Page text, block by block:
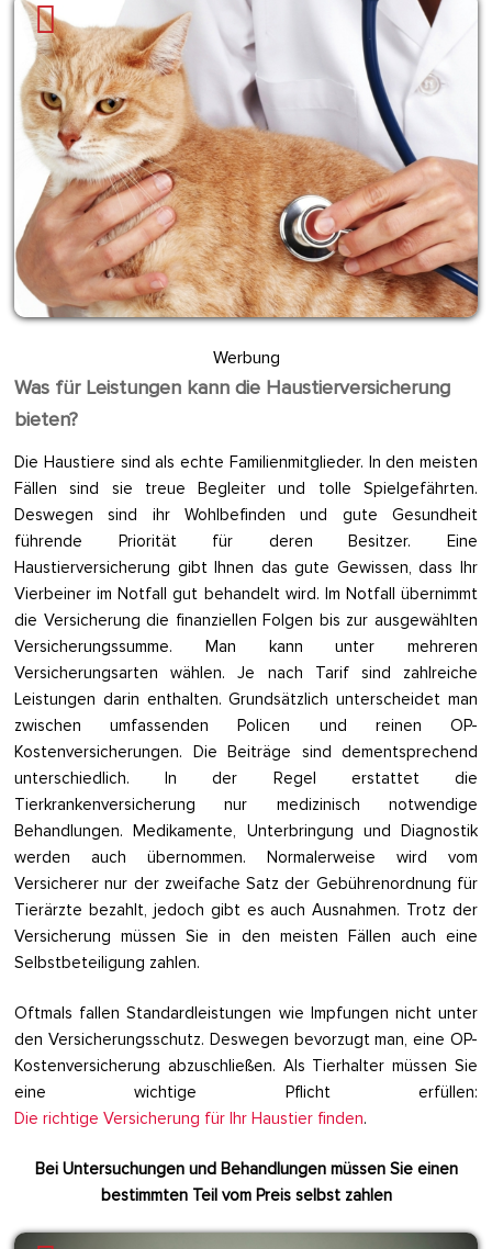
Werbung
Was für Leistungen kann die Haustierversicherung
bieten?
Die Haustiere sind als echte Familienmitglieder. In den meisten
Fällen sind sie treue Begleiter und tolle Spielgefährten.
Deswegen sind ihr Wohlbefinden und gute Gesundheit
führende Priorität für deren Besitzer. Eine
Haustierversicherung gibt Ihnen das gute Gewissen, dass Ihr
Vierbeiner im Notfall gut behandelt wird. Im Notfall übernimmt
die Versicherung die finanziellen Folgen bis zur ausgewählten
Versicherungssumme. Man kann unter mehreren
Versicherungsarten wählen. Je nach Tarif sind zahlreiche
Leistungen darin enthalten. Grundsätzlich unterscheidet man
zwischen umfassenden Policen und reinen OP-
Kostenversicherungen. Die Beiträge sind dementsprechend
unterschiedlich. In der Regel erstattet die
Tierkrankenversicherung nur medizinisch notwendige
Behandlungen. Medikamente, Unterbringung und Diagnostik
werden auch übernommen. Normalerweise wird vom
Versicherer nur der zweifache Satz der Gebührenordnung für
Tierärzte bezahlt, jedoch gibt es auch Ausnahmen. Trotz der
Versicherung müssen Sie in den meisten Fällen auch eine
Selbstbeteiligung zahlen.
Oftmals fallen Standardleistungen wie Impfungen nicht unter
den Versicherungsschutz. Deswegen bevorzugt man, eine OP-
Kostenversicherung abzuschließen. Als Tierhalter müssen Sie
eine wichtige Pflicht erfüllen:
Die richtige Versicherung für Ihr Haustier finden.
Bei Untersuchungen und Behandlungen müssen Sie einen
bestimmten Teil vom Preis selbst zahlen